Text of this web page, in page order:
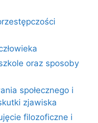
oraz sposoby
społecznego i
zjawiska
filozoficzne i